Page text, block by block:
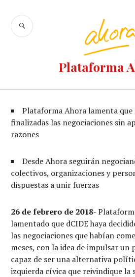
contenido
Plataforma
BUSCAR
Plataforma Ahora lamenta que
finalizadas las negociaciones sin
razones
Desde Ahora seguirán
colectivos, organizaciones y
dispuestas a unir fuerzas
26 de febrero de 2018-
lamentado que dCIDE haya
las negociaciones que habían
meses, con la idea de impulsar
capaz de ser una alternativa
izquierda cívica que reivindique la